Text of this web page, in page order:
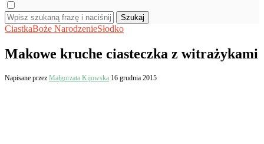
Szukaj
CiastkaBoże NarodzenieSłodko
Makowe kruche ciasteczka z witrażykami
Napisane przez Małgorzata Kijowska 16 grudnia 2015